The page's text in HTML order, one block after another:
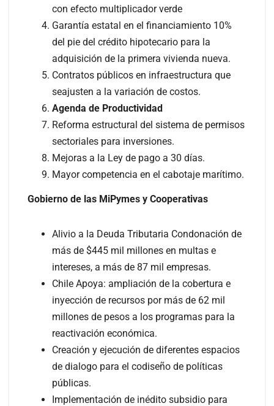
con efecto multiplicador verde
Garantía estatal en el financiamiento 10%
del pie del crédito hipotecario para la
adquisición de la primera vivienda nueva.
Contratos públicos en infraestructura que
seajusten a la variación de costos.
Agenda de Productividad
Reforma estructural del sistema de permisos
sectoriales para inversiones.
Mejoras a la Ley de pago a 30 días.
Mayor competencia en el cabotaje marítimo.
Gobierno de las MiPymes y Cooperativas
Alivio a la Deuda Tributaria Condonación de
más de $445 mil millones en multas e
intereses, a más de 87 mil empresas.
Chile Apoya: ampliación de la cobertura e
inyección de recursos por más de 62 mil
millones de pesos a los programas para la
reactivación económica.
Creación y ejecución de diferentes espacios
de dialogo para el codiseño de políticas
públicas.
Implementación de inédito subsidio para